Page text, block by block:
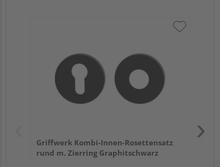
Griffwerk Kombi-Innen-Rosettensatz
rund m. Zierring Graphitschwarz